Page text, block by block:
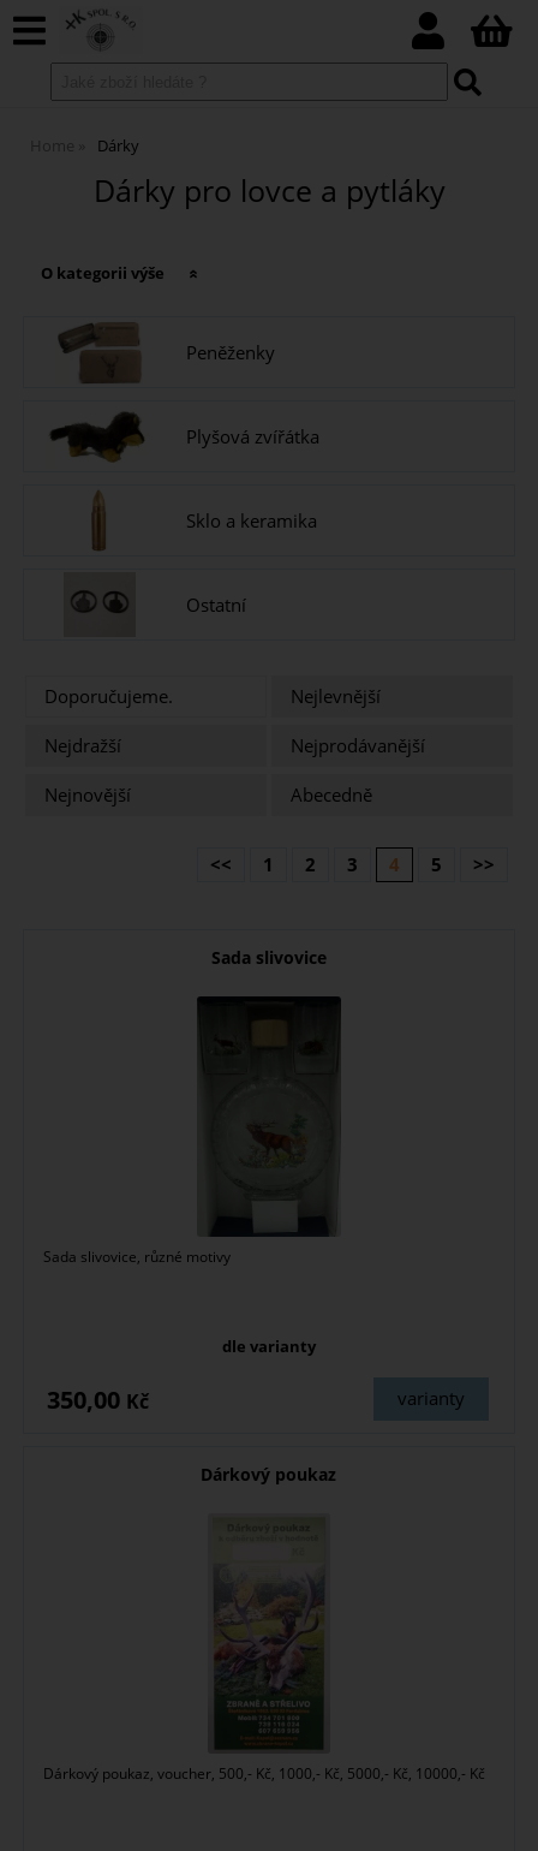
Home Dárky
Dárky pro lovce a pytláky
O kategorii výše
Peněženky
Plyšová zvířátka
Sklo a keramika
Ostatní
Doporučujeme.
Nejlevnější
Nejdražší
Nejprodávanější
Nejnovější
Abecedně
<< 1 2 3 4 5 >>
Sada slivovice
Sada slivovice, různé motivy
dle varianty
varianty
350,00 Kč
Dárkový poukaz
Dárkový poukaz, voucher, 500,- Kč, 1000,- Kč, 5000,- Kč, 10000,- Kč